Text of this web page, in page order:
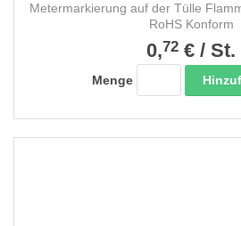
Metermarkierung auf der Tülle
RoHS Konform
0,72 € / St.
Menge